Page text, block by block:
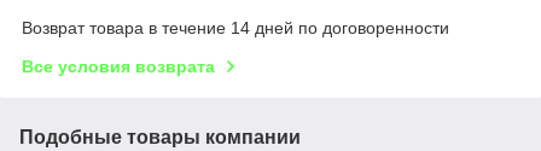
Возврат товара в течение 14 дней по договоренности
Все условия возврата
Подобные товары компании